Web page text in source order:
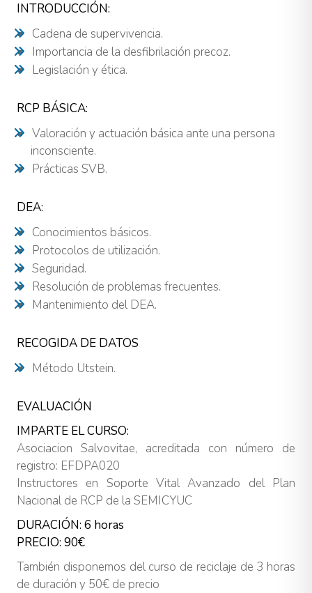
INTRODUCCIÓN:
Cadena de supervivencia.
Importancia de la desfibrilación precoz.
Legislación y ética.
RCP BÁSICA:
Valoración y actuación básica ante una persona
inconsciente.
Prácticas SVB.
DEA:
Conocimientos básicos.
Protocolos de utilización.
Seguridad.
Resolución de problemas frecuentes.
Mantenimiento del DEA.
RECOGIDA DE DATOS
Método Utstein.
EVALUACIÓN
IMPARTE EL CURSO:
Asociacion Salvovitae, acreditada con número de
registro: EFDPA020
Instructores en Soporte Vital Avanzado del Plan
Nacional de RCP de la SEMICYUC
DURACIÓN: 6 horas
PRECIO: 90€
También disponemos del curso de reciclaje de 3 horas
de duración y 50€ de precio